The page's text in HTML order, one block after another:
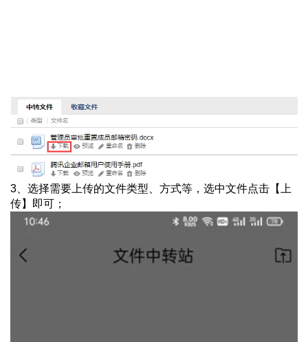
3、选择需要上传的文件类型、方式等，选中文件点击【上
传】即可；